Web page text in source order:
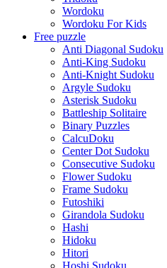
Wordoku
Wordoku For Kids
Free puzzle
Anti Diagonal Sudoku
Anti-King Sudoku
Anti-Knight Sudoku
Argyle Sudoku
Asterisk Sudoku
Battleship Solitaire
Binary Puzzles
CalcuDoku
Center Dot Sudoku
Consecutive Sudoku
Flower Sudoku
Frame Sudoku
Futoshiki
Girandola Sudoku
Hashi
Hidoku
Hitori
Hoshi Sudoku